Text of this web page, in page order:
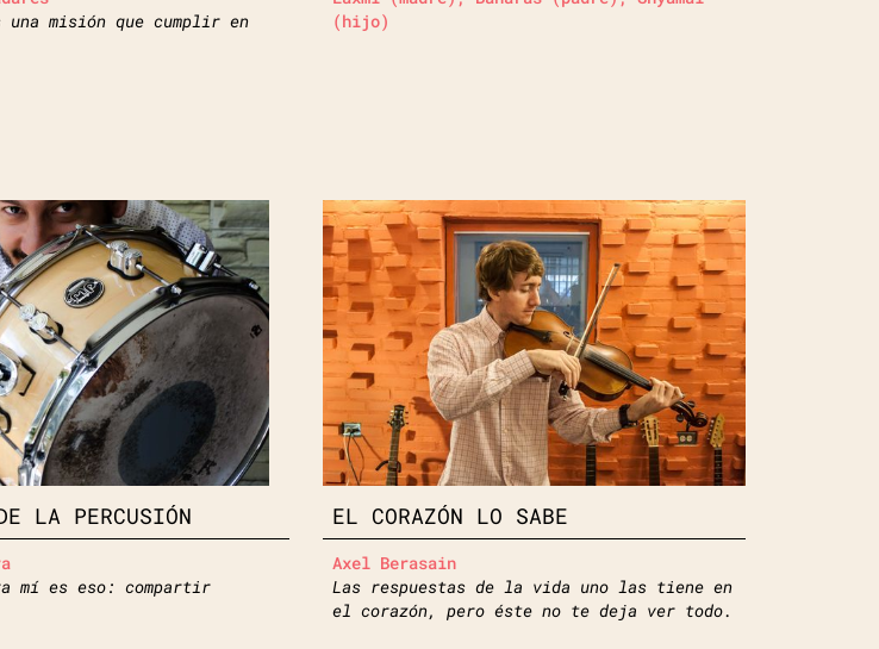
una misión que cumplir en
(hijo)
LA PERCUSIÓN
mí es eso: compartir
EL CORAZÓN LO SABE
Axel Berasain
Las respuestas de la vida uno las tiene en
el corazón, pero éste no te deja ver todo.